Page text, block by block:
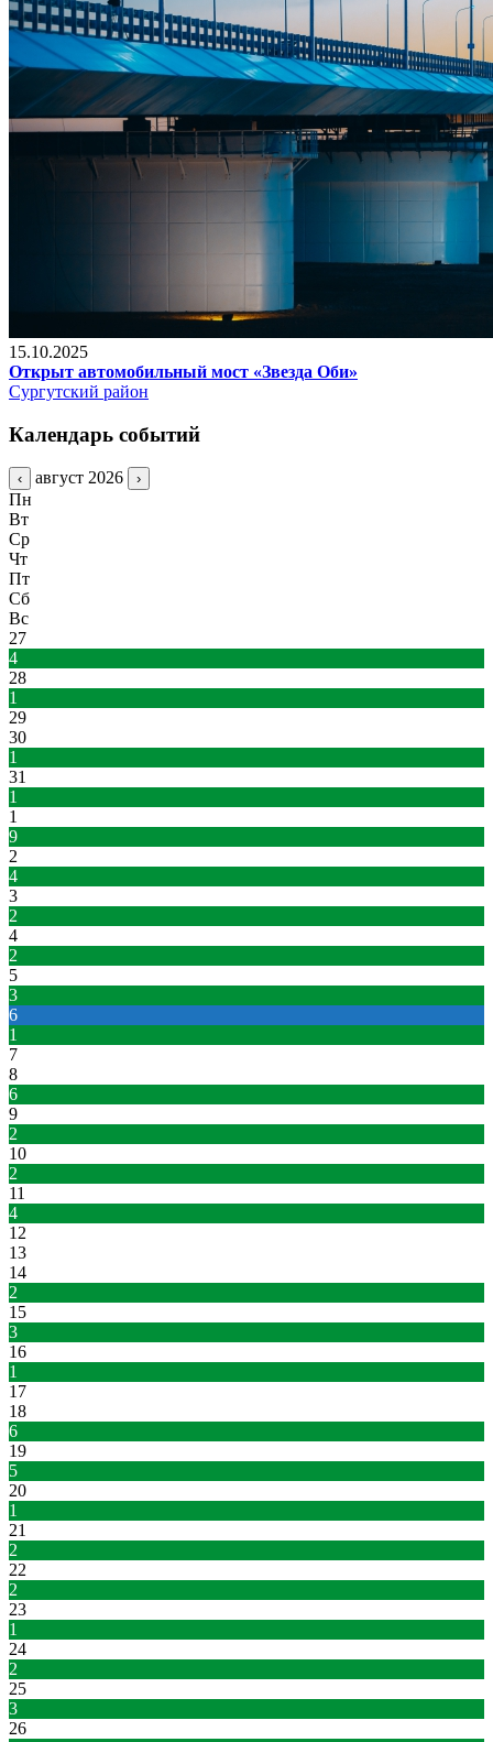
15.10.2025
Открыт автомобильный мост «Звезда Оби»
Сургутский район
Календарь событий
‹ август 2026 ›
Пн
Вт
Ср
Чт
Пт
Сб
Вс
27
4
28
1
29
30
1
31
1
1
9
2
4
3
2
4
2
5
3
6
1
7
8
6
9
2
10
2
11
4
12
13
14
2
15
3
16
1
17
18
6
19
5
20
1
21
2
22
2
23
1
24
2
25
3
26